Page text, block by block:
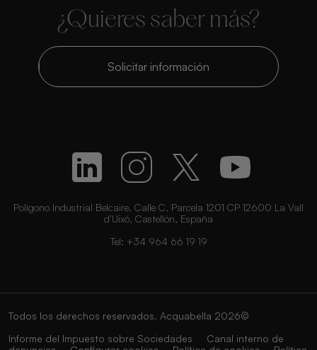
¿Quieres saber más?
Solicitar información
Polígono Industrial Belcaire. Calle C, Parcela 1201 CP 12600 La Vall
d’Uixó, Castellón, España
Tel: +34 964 66 19 19
Todos los derechos reservados. Acquabella 2026©
Informe del Impuesto sobre Sociedades
Canal interno de